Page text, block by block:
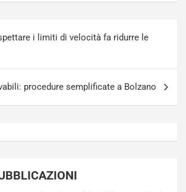
i limiti di velocità fa ridurre le
procedure semplificate a Bolzano